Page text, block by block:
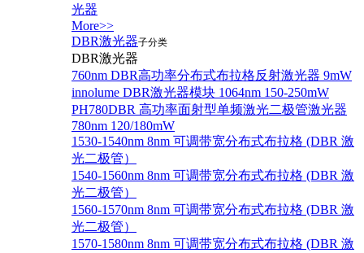
光器
More>>
DBR激光器子分类
DBR激光器
760nm DBR高功率分布式布拉格反射激光器 9mW
innolume DBR激光器模块 1064nm 150-250mW
PH780DBR 高功率面射型单频激光二极管激光器
780nm 120/180mW
1530-1540nm 8nm 可调带宽分布式布拉格 (DBR 激
光二极管）
1540-1560nm 8nm 可调带宽分布式布拉格 (DBR 激
光二极管）
1560-1570nm 8nm 可调带宽分布式布拉格 (DBR 激
光二极管）
1570-1580nm 8nm 可调带宽分布式布拉格 (DBR 激